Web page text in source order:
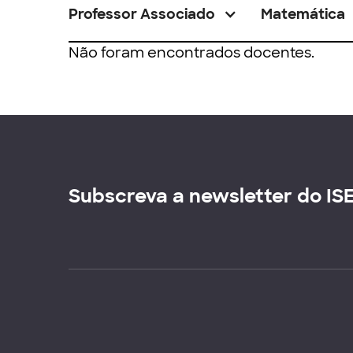
Professor Associado Matemática
Não foram encontrados docentes.
Subscreva a newsletter do